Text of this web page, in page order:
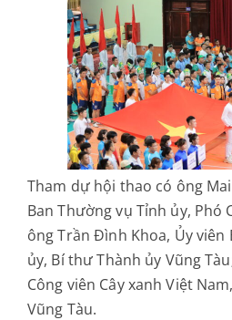
Tham dự hội thao có ông
Ban Thường vụ Tỉnh ủy, Phó
ông Trần Đình Khoa, Ủy viên
ủy, Bí thư Thành ủy Vũng
Công viên Cây xanh Việt
Vũng Tàu.